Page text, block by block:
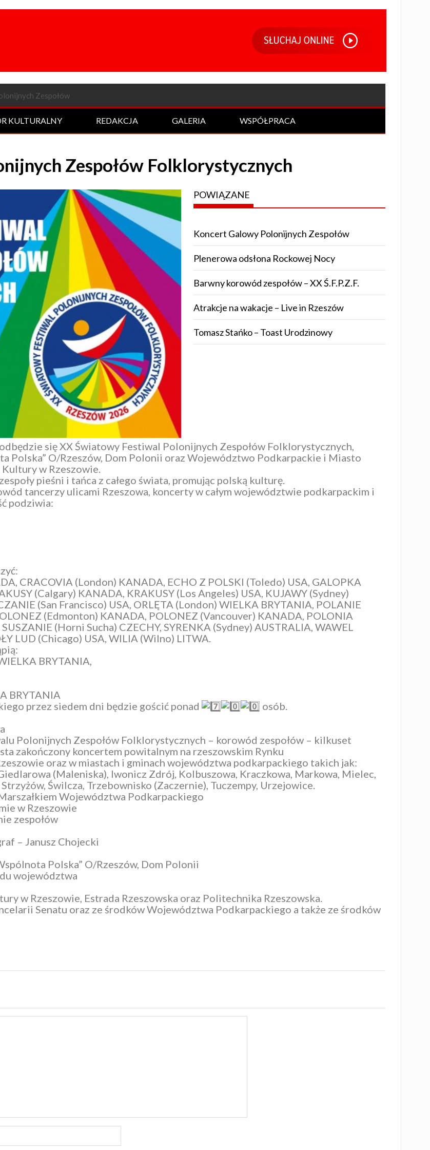
Rockowej Nocy
KULTURALNY REDAKCJA GALERIA WSPÓŁPRACA
Zespołów Folklorystycznych
POWIĄZANE
Koncert Galowy Polonijnych Zespołów
Plenerowa odsłona Rockowej Nocy
Barwny korowód zespołów – XX Ś.F.P.Z.F.
Atrakcje na wakacje – Live in Rzeszów
Tomasz Stańko – Toast Urodzinowy
się XX Światowy Festiwal Polonijnych Zespołów Folklorystycznych,
Polska” O/Rzeszów, Dom Polonii oraz Województwo Podkarpackie i Miasto
w Rzeszowie.
pieśni i tańca z całego świata, promując polską kulturę.
tancerzy ulicami Rzeszowa, koncerty w całym województwie podkarpackim i
podziwia:
CRACOVIA (London) KANADA, ECHO Z POLSKI (Toledo) USA, GALOPKA
(Calgary) KANADA, KRAKUSY (Los Angeles) USA, KUJAWY (Sydney)
(San Francisco) USA, ORLĘTA (London) WIELKA BRYTANIA, POLANIE
(Edmonton) KANADA, POLONEZ (Vancouver) KANADA, POLONIA
(Horni Sucha) CZECHY, SYRENKA (Sydney) AUSTRALIA, WAWEL
LUD (Chicago) USA, WILIA (Wilno) LITWA.
BRYTANIA,
BRYTANIA
przez siedem dni będzie gościć ponad
osób.
Polonijnych Zespołów Folklorystycznych – korowód zespołów – kilkuset
zakończony koncertem powitalnym na rzeszowskim Rynku
oraz w miastach i gminach województwa podkarpackiego takich jak:
(Maleniska), Iwonicz Zdrój, Kolbuszowa, Kraczkowa, Markowa, Mielec,
Świlcza, Trzebownisko (Zaczernie), Tuczempy, Urzejowice.
Województwa Podkarpackiego
w Rzeszowie
zespołów
– Janusz Chojecki
Polska” O/Rzeszów, Dom Polonii
województwa
w Rzeszowie, Estrada Rzeszowska oraz Politechnika Rzeszowska.
Senatu oraz ze środków Województwa Podkarpackiego a także ze środków